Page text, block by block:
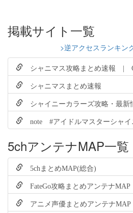
掲載サイト一覧
>逆アクセスランキン
シャニマス攻略まとめ速報 |
シャニマスまとめ速報
シャイニーカラーズ攻略・最新
note #アイドルマスターシャイ
5chアンテナMAP一覧
5chまとめMAP(総合)
FateGo攻略まとめアンテナMAP
アニメ声優まとめアンテナMAP